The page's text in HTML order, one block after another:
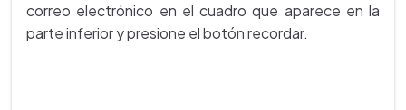
correo electrónico en el cuadro que aparece en la
parte inferior y presione el botón recordar.